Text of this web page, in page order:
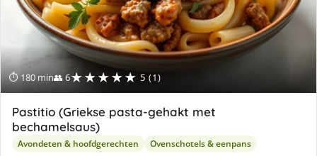
⏱ 180 min👥 6★★★★★ 5 (1)
Pastitio (Griekse pasta-gehakt met
bechamelsaus)
Avondeten & hoofdgerechten Ovenschotels & eenpans